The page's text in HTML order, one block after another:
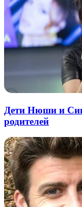
Дети Нюши и
родителей